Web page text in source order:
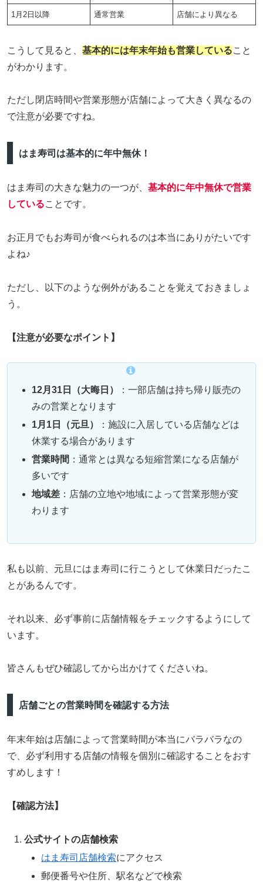
1月2日以降 通常営業 店舗により異なる
こうして見ると、 基本的には年末年始も営業していること
がわかります。
ただし閉店時間や営業形態が店舗によって大きく異なるの
で注意が必要ですね。
はま寿司は基本的に年中無休！
はま寿司の大きな魅力の一つが、 基本的に年中無休で営業
していることです。
お正月でもお寿司が食べられるのは本当にありがたいです
よね♪
ただし、以下のような例外があることを覚えておきましょ
う。
【注意が必要なポイント】
12月31日（大晦日）
：一部店舗は持ち帰り販売の
みの営業となります
1月1日（元旦）
：施設に入居している店舗などは
休業する場合があります
営業時間 ：通常とは異なる短縮営業になる店舗が
多いです
地域差 ：店舗の立地や地域によって営業形態が変
わります
私も以前、元旦にはま寿司に行こうとして休業日だったこ
とがあるんです。
それ以来、必ず事前に店舗情報をチェックするようにして
います。
皆さんもぜひ確認してから出かけてくださいね。
店舗ごとの営業時間を確認する方法
年末年始は店舗によって営業時間が本当にバラバラなの
で、必ず利用する店舗の情報を個別に確認することをおす
すめします！
【確認方法】
公式サイトの店舗検索
はま寿司店舗検索にアクセス
郵便番号や住所、駅名などで検索